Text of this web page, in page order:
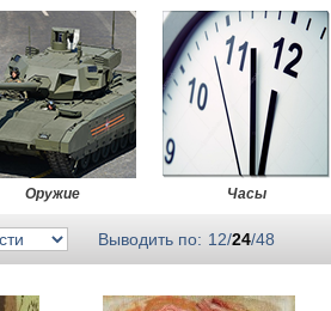
Оружие Часы
Выводить по: 12/24/48